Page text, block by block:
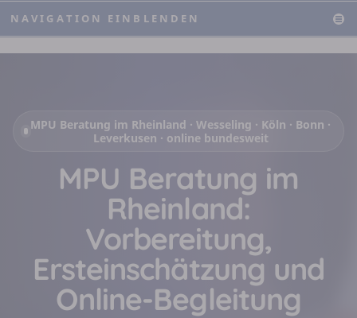
NAVIGATION EINBLENDEN
MPU Beratung im Rheinland · Wesseling · Köln · Bonn ·
Leverkusen · online bundesweit
MPU Beratung im
Rheinland:
Vorbereitung,
Ersteinschätzung und
Online-Begleitung